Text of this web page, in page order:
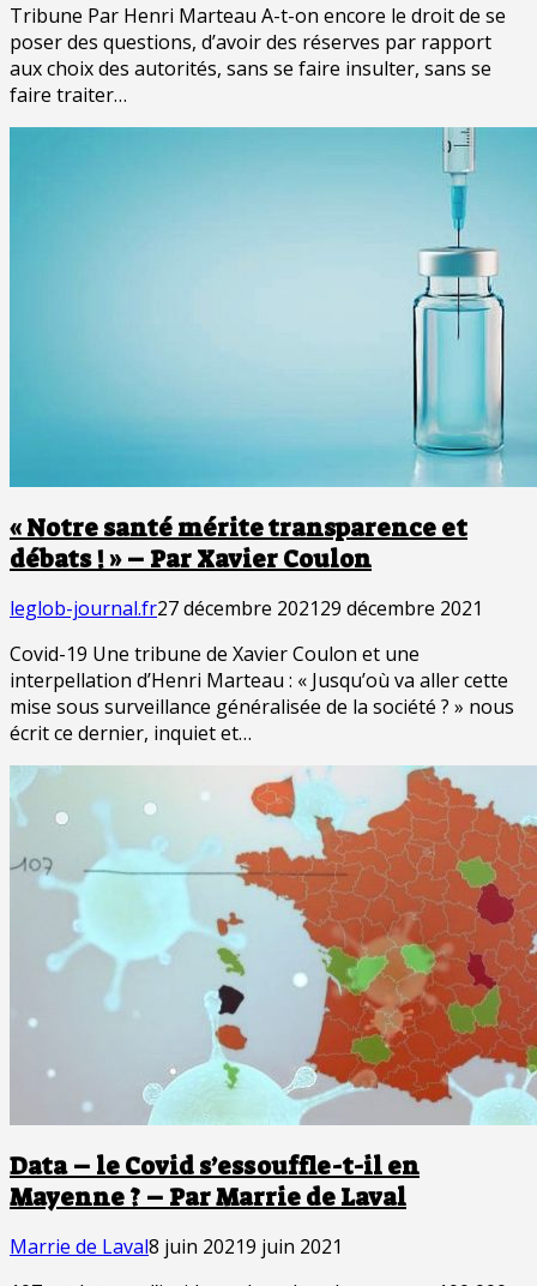
Tribune Par Henri Marteau A-t-on encore le droit de se
poser des questions, d’avoir des réserves par rapport
aux choix des autorités, sans se faire insulter, sans se
faire traiter…
« Notre santé mérite transparence et
débats ! » – Par Xavier Coulon
leglob-journal.fr27 décembre 202129 décembre 2021
Covid-19 Une tribune de Xavier Coulon et une
interpellation d’Henri Marteau : « Jusqu’où va aller cette
mise sous surveillance généralisée de la société ? » nous
écrit ce dernier, inquiet et…
Data – le Covid s’essouffle-t-il en
Mayenne ? – Par Marrie de Laval
Marrie de Laval8 juin 20219 juin 2021